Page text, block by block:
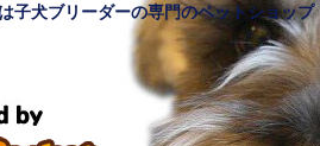
子犬ブリーダーの専門のペットショップ